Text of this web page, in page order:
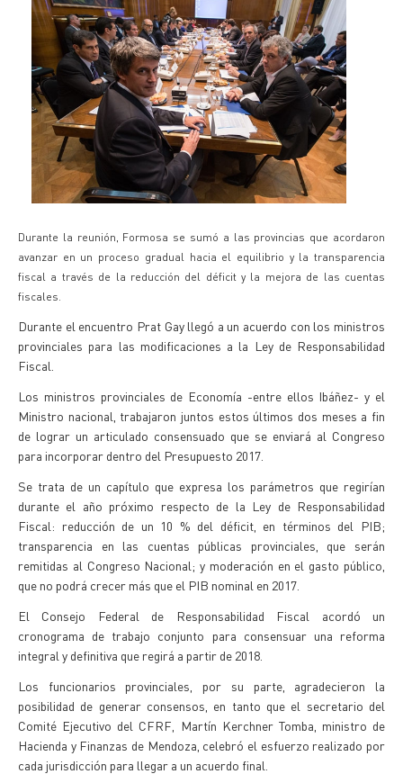
Durante la reunión, Formosa se sumó a las provincias que acordaron
avanzar en un proceso gradual hacia el equilibrio y la transparencia
fiscal a través de la reducción del déficit y la mejora de las cuentas
fiscales.
Durante el encuentro Prat Gay llegó a un acuerdo con los ministros
provinciales para las modificaciones a la Ley de Responsabilidad
Fiscal.
Los ministros provinciales de Economía -entre ellos Ibáñez- y el
Ministro nacional, trabajaron juntos estos últimos dos meses a fin
de lograr un articulado consensuado que se enviará al Congreso
para incorporar dentro del Presupuesto 2017.
Se trata de un capítulo que expresa los parámetros que regirían
durante el año próximo respecto de la Ley de Responsabilidad
Fiscal: reducción de un 10 % del déficit, en términos del PIB;
transparencia en las cuentas públicas provinciales, que serán
remitidas al Congreso Nacional; y moderación en el gasto público,
que no podrá crecer más que el PIB nominal en 2017.
El Consejo Federal de Responsabilidad Fiscal acordó un
cronograma de trabajo conjunto para consensuar una reforma
integral y definitiva que regirá a partir de 2018.
Los funcionarios provinciales, por su parte, agradecieron la
posibilidad de generar consensos, en tanto que el secretario del
Comité Ejecutivo del CFRF, Martín Kerchner Tomba, ministro de
Hacienda y Finanzas de Mendoza, celebró el esfuerzo realizado por
cada jurisdicción para llegar a un acuerdo final.